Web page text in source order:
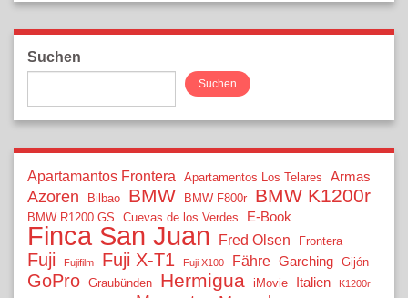
Suchen
Suchen
Apartamantos Frontera Apartamentos Los Telares Armas
Azoren Bilbao BMW BMW F800r BMW K1200r
BMW R1200 GS Cuevas de los Verdes E-Book
Finca San Juan Fred Olsen Frontera
Fuji Fujifilm Fuji X-T1 Fuji X100 Fähre Garching Gijón
GoPro Graubünden Hermigua iMovie Italien K1200r